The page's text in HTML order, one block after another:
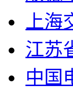
上
江苏
中国